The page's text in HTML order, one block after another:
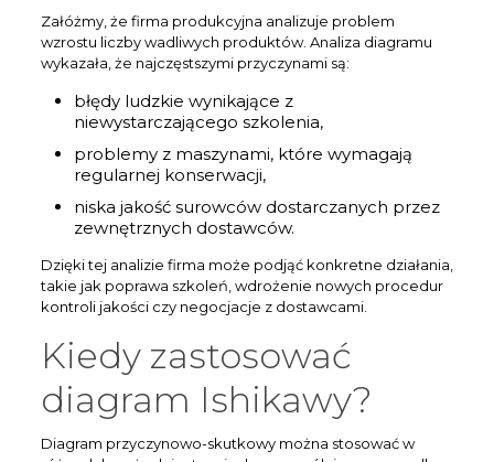
Załóżmy, że firma produkcyjna analizuje problem
wzrostu liczby wadliwych produktów. Analiza diagramu
wykazała, że najczęstszymi przyczynami są:
błędy ludzkie wynikające z
niewystarczającego szkolenia,
problemy z maszynami, które wymagają
regularnej konserwacji,
niska jakość surowców dostarczanych przez
zewnętrznych dostawców.
Dzięki tej analizie firma może podjąć konkretne działania,
takie jak poprawa szkoleń, wdrożenie nowych procedur
kontroli jakości czy negocjacje z dostawcami.
Kiedy zastosować
diagram Ishikawy?
Diagram przyczynowo-skutkowy można stosować w